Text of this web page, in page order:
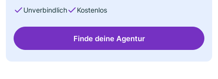
Unverbindlich Kostenlos
Finde deine Agentur